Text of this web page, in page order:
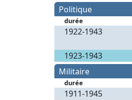
Politique
durée
1922-1943
1923-1943
Militaire
durée
1911-1945